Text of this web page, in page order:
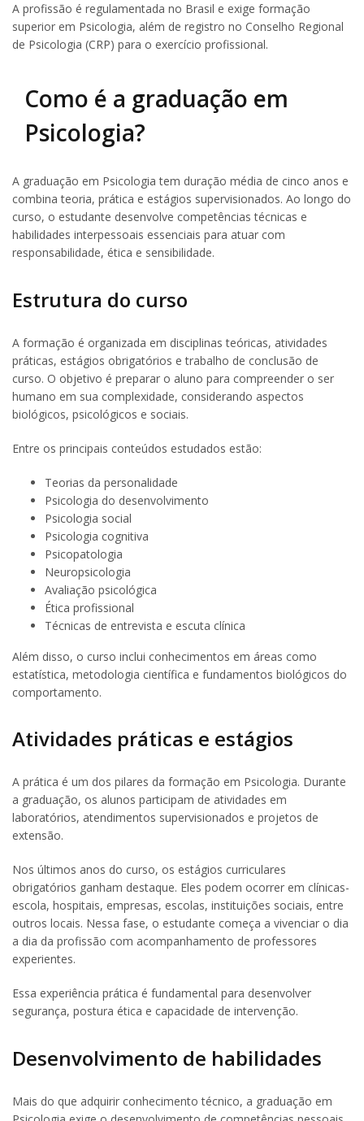
A profissão é regulamentada no Brasil e exige formação
superior em Psicologia, além de registro no Conselho Regional
de Psicologia (CRP) para o exercício profissional.
Como é a graduação em
Psicologia?
A graduação em Psicologia tem duração média de cinco anos e
combina teoria, prática e estágios supervisionados. Ao longo do
curso, o estudante desenvolve competências técnicas e
habilidades interpessoais essenciais para atuar com
responsabilidade, ética e sensibilidade.
Estrutura do curso
A formação é organizada em disciplinas teóricas, atividades
práticas, estágios obrigatórios e trabalho de conclusão de
curso. O objetivo é preparar o aluno para compreender o ser
humano em sua complexidade, considerando aspectos
biológicos, psicológicos e sociais.
Entre os principais conteúdos estudados estão:
Teorias da personalidade
Psicologia do desenvolvimento
Psicologia social
Psicologia cognitiva
Psicopatologia
Neuropsicologia
Avaliação psicológica
Ética profissional
Técnicas de entrevista e escuta clínica
Além disso, o curso inclui conhecimentos em áreas como
estatística, metodologia científica e fundamentos biológicos do
comportamento.
Atividades práticas e estágios
A prática é um dos pilares da formação em Psicologia. Durante
a graduação, os alunos participam de atividades em
laboratórios, atendimentos supervisionados e projetos de
extensão.
Nos últimos anos do curso, os estágios curriculares
obrigatórios ganham destaque. Eles podem ocorrer em clínicas-
escola, hospitais, empresas, escolas, instituições sociais, entre
outros locais. Nessa fase, o estudante começa a vivenciar o dia
a dia da profissão com acompanhamento de professores
experientes.
Essa experiência prática é fundamental para desenvolver
segurança, postura ética e capacidade de intervenção.
Desenvolvimento de habilidades
Mais do que adquirir conhecimento técnico, a graduação em